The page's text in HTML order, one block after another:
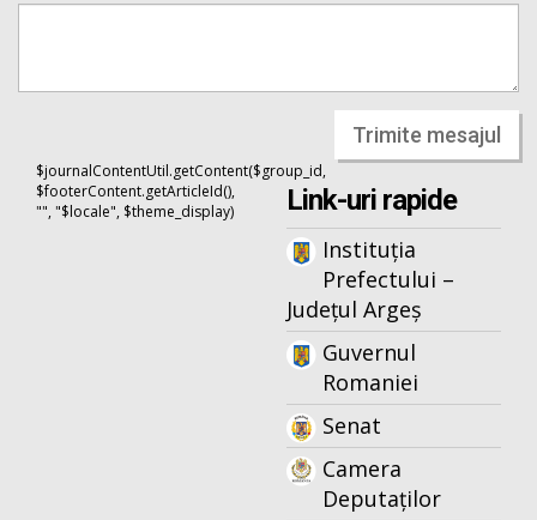
Trimite mesajul
$journalContentUtil.getContent($group_id,
$footerContent.getArticleId(),
"", "$locale", $theme_display)
Link-uri rapide
Instituția
Prefectului –
Județul Argeș
Guvernul
Romaniei
Senat
Camera
Deputaților